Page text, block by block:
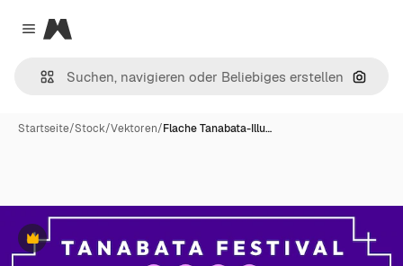
Close menu
Magnific
Nach
Startseite/Stock/Vektoren/Flache Tanabata-Illu…
Premium